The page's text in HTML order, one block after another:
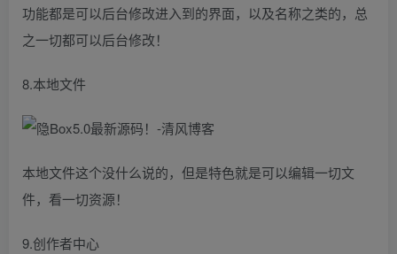
功能都是可以后台修改进入到的界面，以及名称之类的，总
之一切都可以后台修改！
8.本地文件
本地文件这个没什么说的，但是特色就是可以编辑一切文
件，看一切资源！
9.创作者中心